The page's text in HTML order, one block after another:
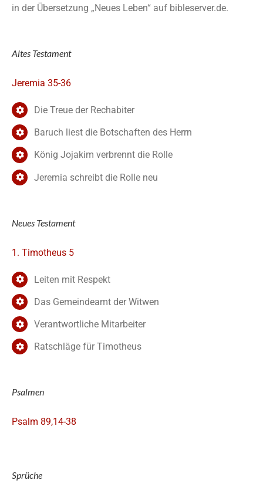
in der Übersetzung „Neues Leben“ auf bibleserver.de.
Altes Testament
Jeremia 35-36
Die Treue der Rechabiter
Baruch liest die Botschaften des Herrn
König Jojakim verbrennt die Rolle
Jeremia schreibt die Rolle neu
Neues Testament
1. Timotheus 5
Leiten mit Respekt
Das Gemeindeamt der Witwen
Verantwortliche Mitarbeiter
Ratschläge für Timotheus
Psalmen
Psalm 89,14-38
Sprüche